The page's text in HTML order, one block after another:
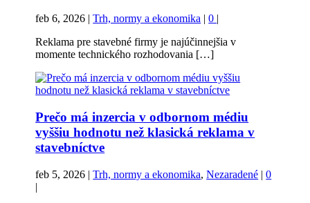
feb 6, 2026 |Trh, normy a ekonomika |0 |
Reklama pre stavebné firmy je najúčinnejšia v
momente technického rozhodovania […]
Prečo má inzercia v odbornom médiu
vyššiu hodnotu než klasická reklama v
stavebníctve
feb 5, 2026 |Trh, normy a ekonomika,Nezaradené |0
|